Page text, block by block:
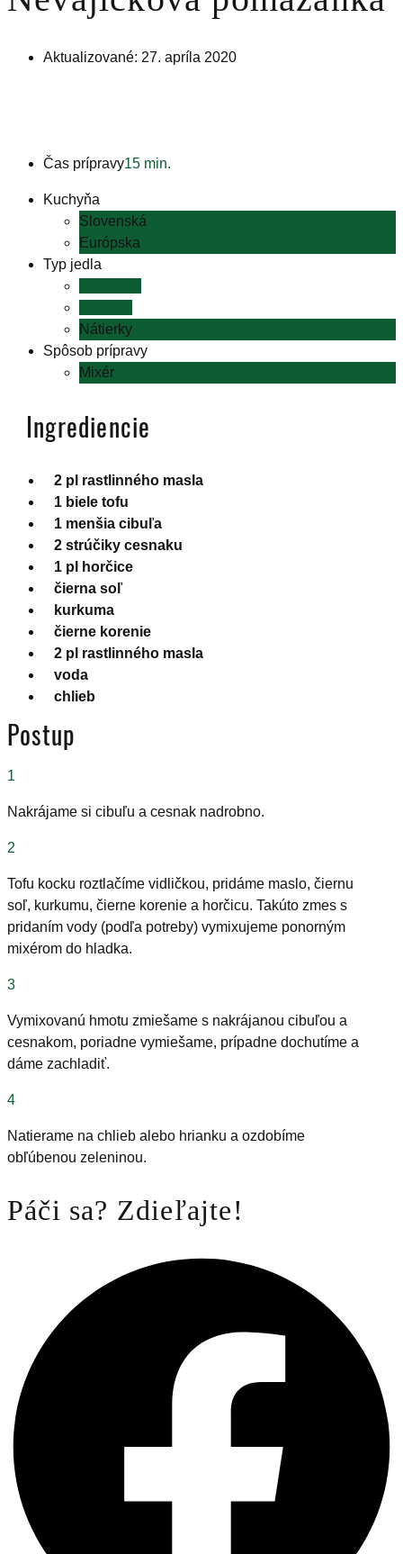
Aktualizované: 27. apríla 2020
Čas prípravy15 min.
Kuchyňa
Slovenská
Európska
Typ jedla
Nátierky
Spôsob prípravy
Mixér
Ingrediencie
2 pl rastlinného masla
1 biele tofu
1 menšia cibuľa
2 strúčiky cesnaku
1 pl horčice
čierna soľ
kurkuma
čierne korenie
2 pl rastlinného masla
voda
chlieb
Postup
1
Nakrájame si cibuľu a cesnak nadrobno.
2
Tofu kocku roztlačíme vidličkou, pridáme maslo, čiernu
soľ, kurkumu, čierne korenie a horčicu. Takúto zmes s
pridaním vody (podľa potreby) vymixujeme ponorným
mixérom do hladka.
3
Vymixovanú hmotu zmiešame s nakrájanou cibuľou a
cesnakom, poriadne vymiešame, prípadne dochutíme a
dáme zachladiť.
4
Natierame na chlieb alebo hrianku a ozdobíme
obľúbenou zeleninou.
Páči sa? Zdieľajte!